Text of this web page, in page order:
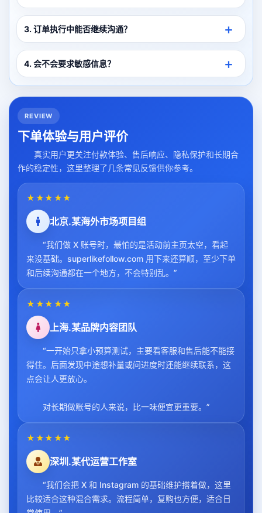
3. 订单执行中能否继续沟通？
4. 会不会要求敏感信息？
REVIEW
下单体验与用户评价
真实用户更关注付款体验、售后响应、隐私保护和长期合
作的稳定性，这里整理了几条常见反馈供你参考。
★★★★★
北京.某海外市场项目组
“我们做 X 账号时，最怕的是活动前主页太空，看起
来没基础。superlikefollow.com 用下来还算顺，至少下单
和后续沟通都在一个地方，不会特别乱。”
★★★★★
上海.某品牌内容团队
“一开始只拿小预算测试，主要看客服和售后能不能接
得住。后面发现中途想补量或问进度时还能继续联系，这
点会让人更放心。
对长期做账号的人来说，比一味便宜更重要。”
★★★★★
深圳.某代运营工作室
“我们会把 X 和 Instagram 的基础维护搭着做，这里
比较适合这种混合需求。流程简单，复购也方便，适合日